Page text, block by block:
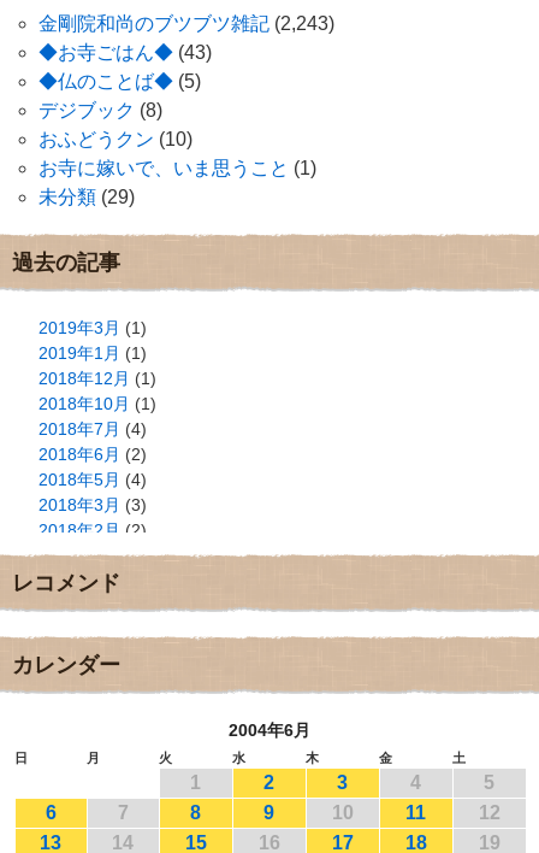
金剛院和尚のブツブツ雑記 (2,243)
◆お寺ごはん◆ (43)
◆仏のことば◆ (5)
デジブック (8)
おふどうクン (10)
お寺に嫁いで、いま思うこと (1)
未分類 (29)
過去の記事
2019年3月 (1)
2019年1月 (1)
2018年12月 (1)
2018年10月 (1)
2018年7月 (4)
2018年6月 (2)
2018年5月 (4)
2018年3月 (3)
2018年2月 (2)
2018年1月(2)
2017年12月
2017年11月(3)
2017年9月
2017年8月
2017年5月
2017年3月(1)
2017年2月(1)
レコメンド
カレンダー
2004年6月
日 月 火 水 木 金 土
1 2 3 4
5
6
7 8 9 10 11
12
13
14 15 16 17 18 19